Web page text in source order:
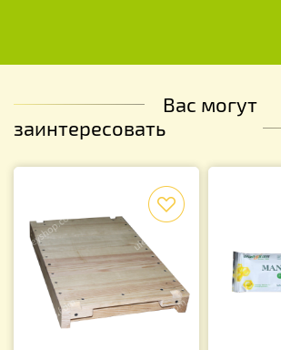
Вас могут
заинтересовать